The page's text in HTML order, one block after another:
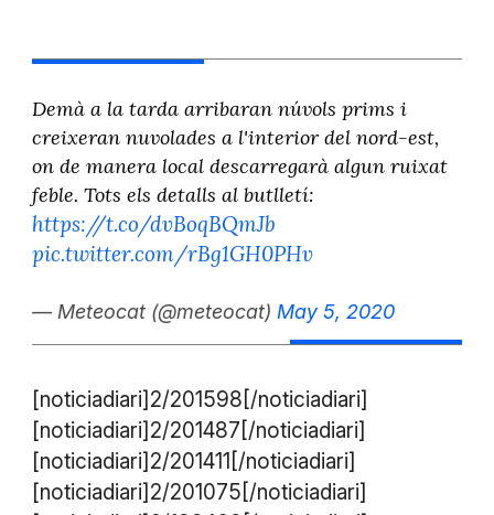
Demà a la tarda arribaran núvols prims i
creixeran nuvolades a l'interior del nord-est,
on de manera local descarregarà algun ruixat
feble. Tots els detalls al butlletí:
https://t.co/dvBoqBQmJb
pic.twitter.com/rBg1GH0PHv
— Meteocat (@meteocat) May 5, 2020
[noticiadiari]2/201598[/noticiadiari]
[noticiadiari]2/201487[/noticiadiari]
[noticiadiari]2/201411[/noticiadiari]
[noticiadiari]2/201075[/noticiadiari]